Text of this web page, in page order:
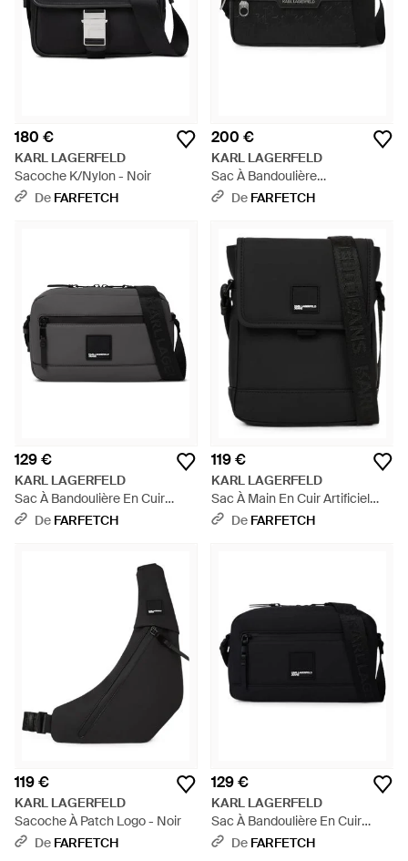
180 €
KARL LAGERFELD
Sacoche K/Nylon - Noir
De FARFETCH
200 €
KARL LAGERFELD
Sac À Bandoulière
Monogrammé À Design Perforé
De FARFETCH
129 €
KARL LAGERFELD
Sac À Bandoulière En Cuir
Artificiel Enduit - Noir
De FARFETCH
119 €
KARL LAGERFELD
Sac À Main En Cuir Artificiel
Enduit - Noir
De FARFETCH
119 €
KARL LAGERFELD
Sacoche À Patch Logo - Noir
De FARFETCH
129 €
KARL LAGERFELD
Sac À Bandoulière En Cuir
Artificiel Enduit - Noir
De FARFETCH